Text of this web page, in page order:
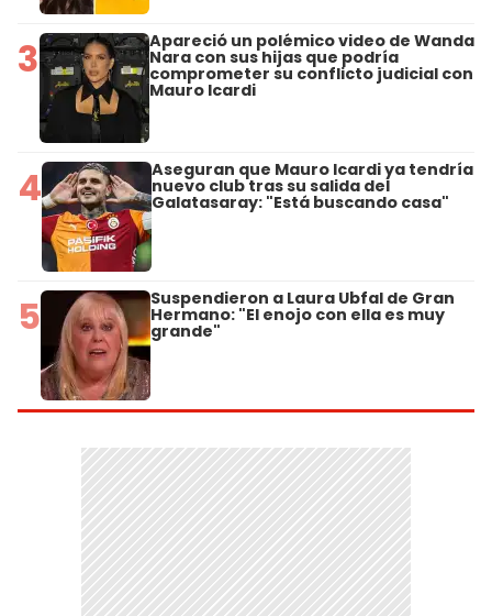
3 Apareció un polémico video de Wanda
Nara con sus hijas que podría
comprometer su conflicto judicial con
Mauro Icardi
4 Aseguran que Mauro Icardi ya tendría
nuevo club tras su salida del
Galatasaray: "Está buscando casa"
5 Suspendieron a Laura Ubfal de Gran
Hermano: "El enojo con ella es muy
grande"